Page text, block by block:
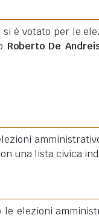
si è votato per le
Roberto De
una lista civica
elezioni